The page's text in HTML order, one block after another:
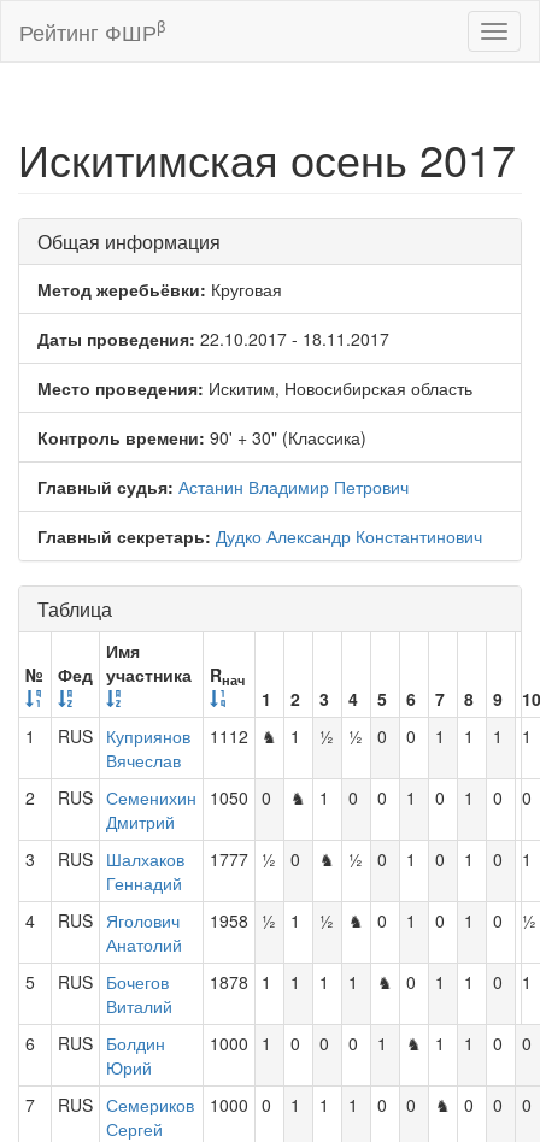
Рейтинг ФШРβ
Искитимская осень 2017
Общая информация
Метод жеребьёвки: Круговая
Даты проведения: 22.10.2017 - 18.11.2017
Место проведения: Искитим, Новосибирская область
Контроль времени: 90' + 30" (Классика)
Главный судья: Астанин Владимир Петрович
Главный секретарь: Дудко Александр Константинович
Таблица
№ Фед
Имя
участника
Rнач
1 2 3 4 5 6 7 8 9
10
1
RUS Куприянов
Вячеслав
1112 ♞ 1 ½ ½ 0 0 1 1 1 1
2 RUS Семенихин
Дмитрий
1050 0 ♞ 1 0 0 1 0 1 0 0
3 RUS Шалхаков
Геннадий
1777 ½ 0 ♞ ½ 0 1 0 1 0 1
4 RUS Яголович
Анатолий
1958 ½ 1 ½ ♞ 0 1 0 1 0 ½
5 RUS Бочегов
Виталий
1878 1 1 1 1 ♞ 0 1 1 0 1
6 RUS Болдин
Юрий
1000 1 0 0 0 1 ♞ 1 1 0 0
7 RUS Семериков
Сергей
1000 0 1 1 1 0 0 ♞ 0 0 0